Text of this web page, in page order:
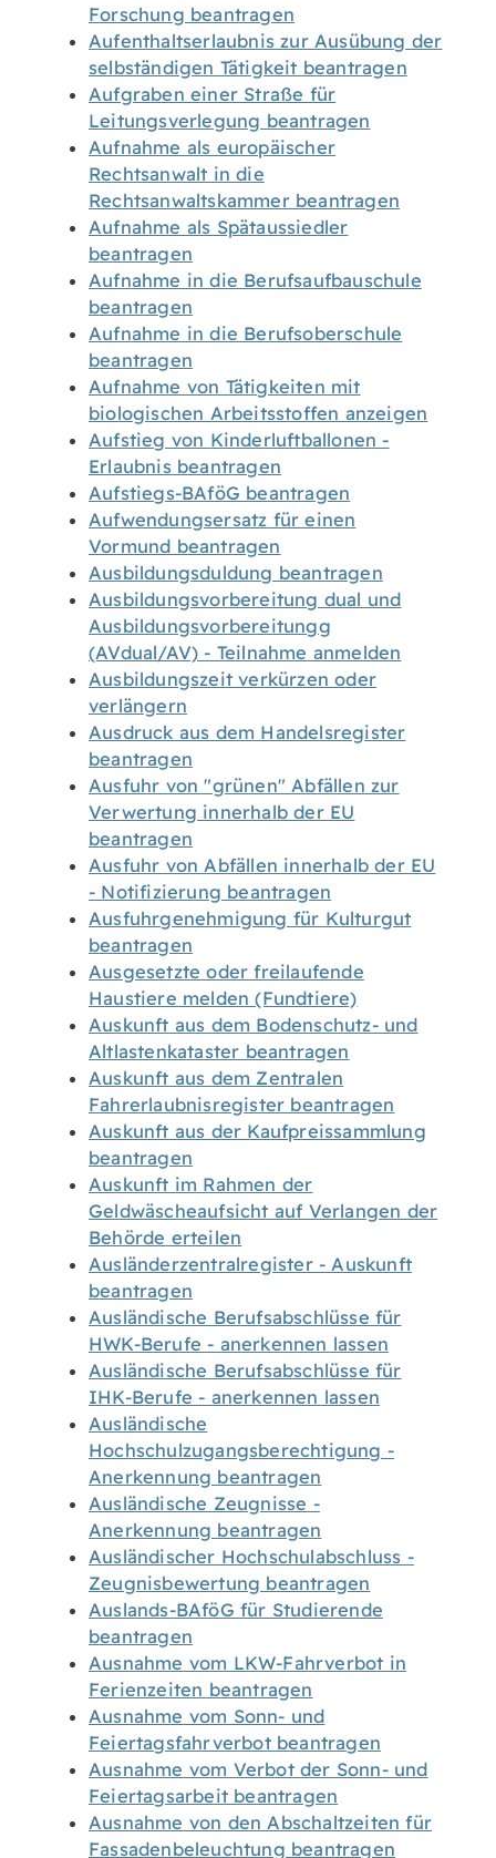
Forschung beantragen
Aufenthaltserlaubnis zur Ausübung der
selbständigen Tätigkeit beantragen
Aufgraben einer Straße für
Leitungsverlegung beantragen
Aufnahme als europäischer
Rechtsanwalt in die
Rechtsanwaltskammer beantragen
Aufnahme als Spätaussiedler
beantragen
Aufnahme in die Berufsaufbauschule
beantragen
Aufnahme in die Berufsoberschule
beantragen
Aufnahme von Tätigkeiten mit
biologischen Arbeitsstoffen anzeigen
Aufstieg von Kinderluftballonen -
Erlaubnis beantragen
Aufstiegs-BAföG beantragen
Aufwendungsersatz für einen
Vormund beantragen
Ausbildungsduldung beantragen
Ausbildungsvorbereitung dual und
Ausbildungsvorbereitungg
(AVdual/AV) - Teilnahme anmelden
Ausbildungszeit verkürzen oder
verlängern
Ausdruck aus dem Handelsregister
beantragen
Ausfuhr von "grünen" Abfällen zur
Verwertung innerhalb der EU
beantragen
Ausfuhr von Abfällen innerhalb der EU
- Notifizierung beantragen
Ausfuhrgenehmigung für Kulturgut
beantragen
Ausgesetzte oder freilaufende
Haustiere melden (Fundtiere)
Auskunft aus dem Bodenschutz- und
Altlastenkataster beantragen
Auskunft aus dem Zentralen
Fahrerlaubnisregister beantragen
Auskunft aus der Kaufpreissammlung
beantragen
Auskunft im Rahmen der
Geldwäscheaufsicht auf Verlangen der
Behörde erteilen
Ausländerzentralregister - Auskunft
beantragen
Ausländische Berufsabschlüsse für
HWK-Berufe - anerkennen lassen
Ausländische Berufsabschlüsse für
IHK-Berufe - anerkennen lassen
Ausländische
Hochschulzugangsberechtigung -
Anerkennung beantragen
Ausländische Zeugnisse -
Anerkennung beantragen
Ausländischer Hochschulabschluss -
Zeugnisbewertung beantragen
Auslands-BAföG für Studierende
beantragen
Ausnahme vom LKW-Fahrverbot in
Ferienzeiten beantragen
Ausnahme vom Sonn- und
Feiertagsfahrverbot beantragen
Ausnahme vom Verbot der Sonn- und
Feiertagsarbeit beantragen
Ausnahme von den Abschaltzeiten für
Fassadenbeleuchtung beantragen